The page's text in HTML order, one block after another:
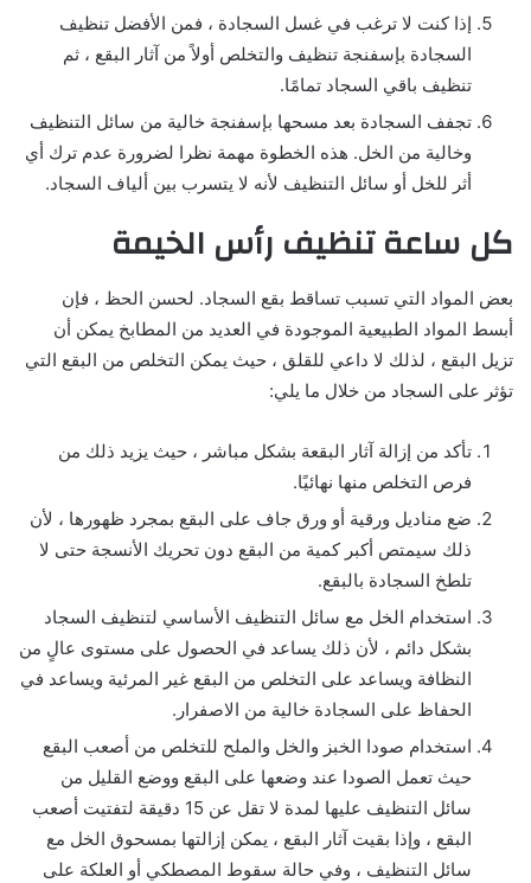
إذا كنت لا ترغب في غسل السجادة ، فمن الأفضل تنظيف
السجادة بإسفنجة تنظيف والتخلص أولاً من آثار البقع ، ثم
تنظيف باقي السجاد تمامًا.
تجفف السجادة بعد مسحها بإسفنجة خالية من سائل التنظيف
وخالية من الخل. هذه الخطوة مهمة نظرا لضرورة عدم ترك أي
أثر للخل أو سائل التنظيف لأنه لا يتسرب بين ألياف السجاد.
كل ساعة تنظيف رأس الخيمة
بعض المواد التي تسبب تساقط بقع السجاد. لحسن الحظ ، فإن
أبسط المواد الطبيعية الموجودة في العديد من المطابخ يمكن أن
تزيل البقع ، لذلك لا داعي للقلق ، حيث يمكن التخلص من البقع التي
تؤثر على السجاد من خلال ما يلي:
تأكد من إزالة آثار البقعة بشكل مباشر ، حيث يزيد ذلك من
فرص التخلص منها نهائيًا.
ضع مناديل ورقية أو ورق جاف على البقع بمجرد ظهورها ، لأن
ذلك سيمتص أكبر كمية من البقع دون تحريك الأنسجة حتى لا
تلطخ السجادة بالبقع.
استخدام الخل مع سائل التنظيف الأساسي لتنظيف السجاد
بشكل دائم ، لأن ذلك يساعد في الحصول على مستوى عالٍ من
النظافة ويساعد على التخلص من البقع غير المرئية ويساعد في
الحفاظ على السجادة خالية من الاصفرار.
استخدام صودا الخبز والخل والملح للتخلص من أصعب البقع
حيث تعمل الصودا عند وضعها على البقع ووضع القليل من
سائل التنظيف عليها لمدة لا تقل عن 15 دقيقة لتفتيت أصعب
البقع ، وإذا بقيت آثار البقع ، يمكن إزالتها بمسحوق الخل مع
سائل التنظيف ، وفي حالة سقوط المصطكي أو العلكة على